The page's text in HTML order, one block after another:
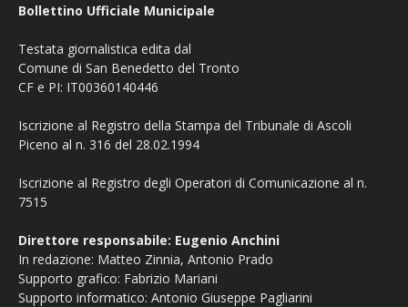
Bollettino Ufficiale Municipale
Testata giornalistica edita dal
Comune di San Benedetto del Tronto
CF e PI: IT00360140446
Iscrizione al Registro della Stampa del Tribunale di Ascoli
Piceno al n. 316 del 28.02.1994
Iscrizione al Registro degli Operatori di Comunicazione al n.
7515
Direttore responsabile: Eugenio Anchini
In redazione: Matteo Zinnia, Antonio Prado
Supporto grafico: Fabrizio Mariani
Supporto informatico: Antonio Giuseppe Pagliarini